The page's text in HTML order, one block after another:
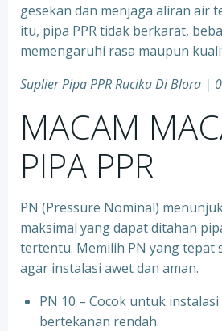
gesekan dan menjaga aliran air
itu, pipa PPR tidak berkarat,
memengaruhi rasa maupun
Suplier Pipa PPR Rucika Di Blora |
MACAM
PIPA PPR
PN (Pressure Nominal)
maksimal yang dapat ditahan
tertentu. Memilih PN yang tepat
agar instalasi awet dan aman.
PN 10 – Cocok untuk
bertekanan rendah.